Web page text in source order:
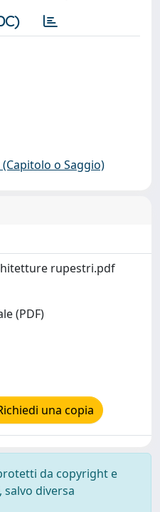
o Saggio)
rupestri.pdf
(PDF)
una copia
da copyright e
diversa